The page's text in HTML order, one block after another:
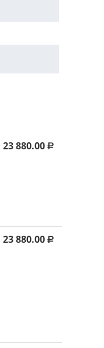
23 880.00 Р
23 880.00 Р